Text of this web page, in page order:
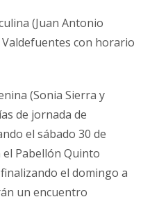
(Juan Antonio
con horario
(Sonia Sierra y
de jornada de
el sábado 30 de
el Pabellón Quinto
el domingo a
un encuentro